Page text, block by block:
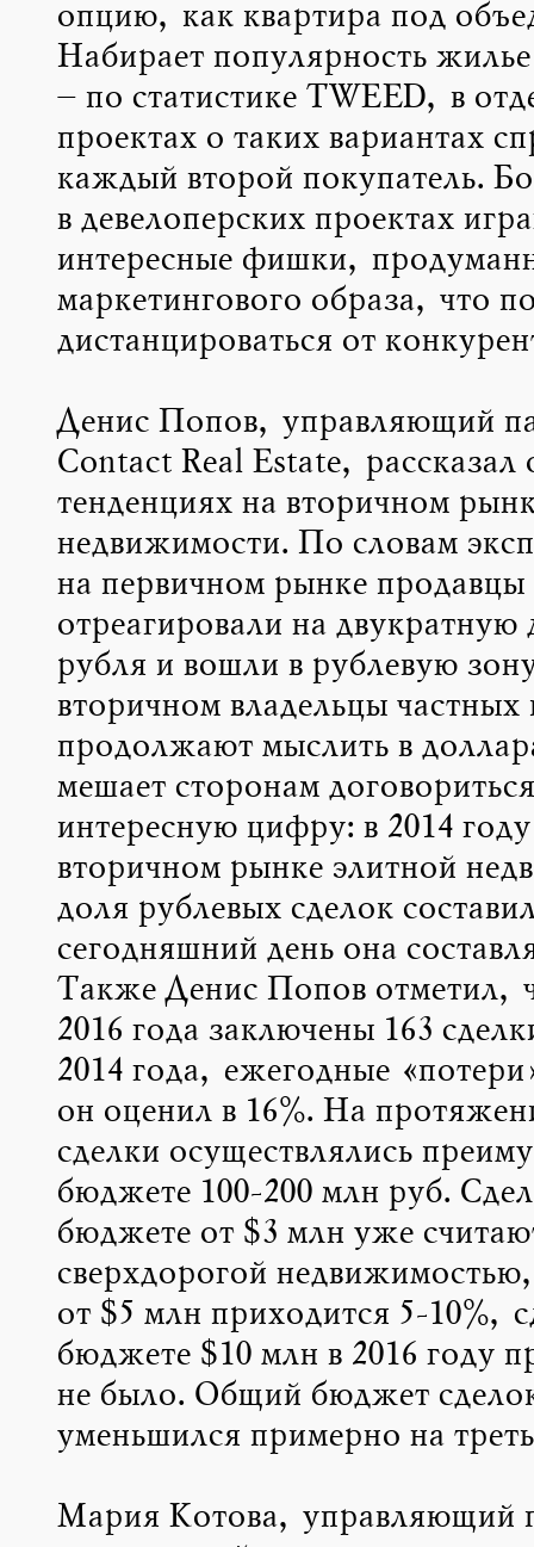
опцию, как квартира под
Набирает популярность жилье
– по статистике TWEED, в
проектах о таких вариантах
каждый второй покупатель.
в девелоперских проектах
интересные фишки,
маркетингового образа, что
дистанцироваться от
Денис Попов, управляющий
Contact Real Estate, рассказал
тенденциях на вторичном
недвижимости. По словам
на первичном рынке продавцы
отреагировали на двукратную
рубля и вошли в рублевую
вторичном владельцы частных
продолжают мыслить в
мешает сторонам
интересную цифру: в 2014
вторичном рынке элитной
доля рублевых сделок
сегодняшний день она
Также Денис Попов отметил,
2016 года заключены 163
2014 года, ежегодные
он оценил в 16%. На
сделки осуществлялись
бюджете 100-200 млн руб.
бюджете от $3 млн уже
сверхдорогой
от $5 млн приходится 5-10%,
бюджете $10 млн в 2016 году
не было. Общий бюджет
уменьшился примерно на
Мария Котова, управляющий